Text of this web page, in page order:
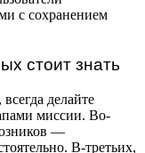
с сохранением
стоит знать
делайте
миссии. Во-
—
В-третьих,